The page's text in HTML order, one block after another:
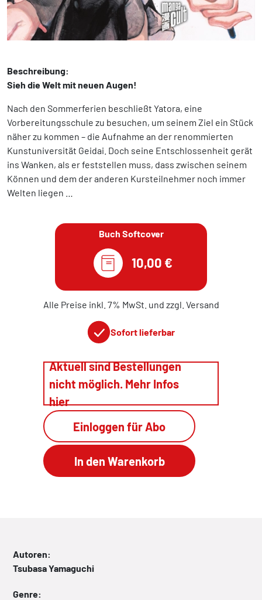
Beschreibung:
Sieh die Welt mit neuen Augen!
Nach den Sommerferien beschließt Yatora, eine
Vorbereitungsschule zu besuchen, um seinem Ziel ein Stück
näher zu kommen – die Aufnahme an der renommierten
Kunstuniversität Geidai. Doch seine Entschlossenheit gerät
ins Wanken, als er feststellen muss, dass zwischen seinem
Können und dem der anderen Kursteilnehmer noch immer
Welten liegen …
Buch Softcover
10,00 €
Alle Preise inkl. 7% MwSt. und zzgl. Versand
Sofort lieferbar
Aktuell sind Bestellungen
nicht möglich. Mehr Infos
hier
Einloggen für Abo
Autoren:
Tsubasa Yamaguchi
Genre: